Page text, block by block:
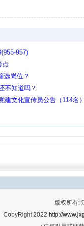
957)
点
选岗位？
不知道吗？
建文化宣传员公告（114名
版权所有:
CopyRight 2022 http://